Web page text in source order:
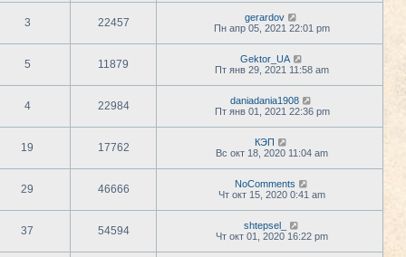
3 22457
gerardov
Пн апр 05, 2021 22:01 pm
5 11879
Gektor_UA
Пт янв 29, 2021 11:58 am
4 22984
daniadania1908
Пт янв 01, 2021 22:36 pm
19 17762
КЭП
Вс окт 18, 2020 11:04 am
29 46666
NoComments
Чт окт 15, 2020 0:41 am
37 54594
shtepsel_
Чт окт 01, 2020 16:22 pm